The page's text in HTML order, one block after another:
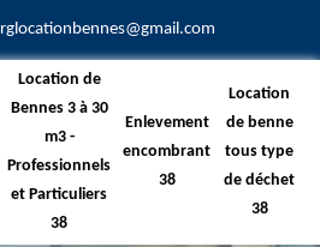
rglocationbennes@gmail.com
Location de
Bennes 3 à 30
m3 -
Professionnels
et Particuliers
38
Enlevement
encombrant
38
Location
de benne
tous type
de déchet
38